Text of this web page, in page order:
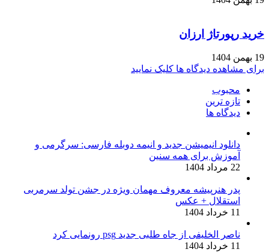
خرید رپورتاژ ارزان
19 بهمن 1404
برای مشاهده دیدگاه ها کلیک نمایید
محبوب
تازه ترین
دیدگاه ها
دانلود انیمیشن جدید و انیمه دوبله فارسی: سرگرمی و
آموزش برای همه سنین
22 مرداد 1404
پدر هنرپیشه معروف مهمان ویژه در جشن تولد سرمربی
استقلال + عکس
11 خرداد 1404
ناصر الخلیفی از جاه طلبی جدید psg رونمایی کرد
11 خرداد 1404